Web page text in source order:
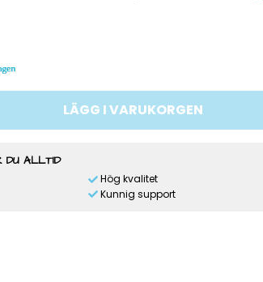
LÄGG I VARUKORGEN
DU ALLTID
Hög kvalitet
Kunnig support